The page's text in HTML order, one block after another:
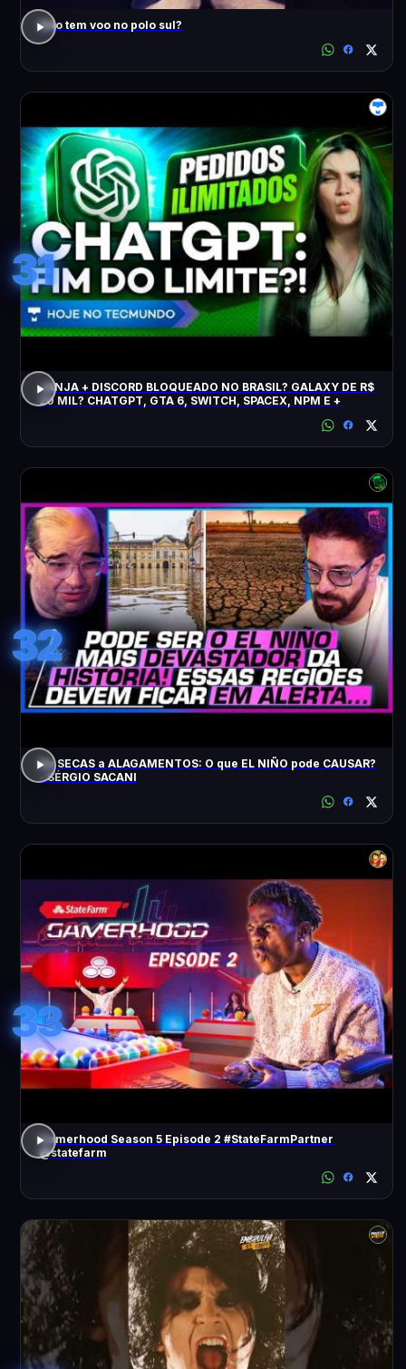
Não tem voo no polo sul?
31
JANJA + DISCORD BLOQUEADO NO BRASIL? GALAXY DE R$
20 MIL? CHATGPT, GTA 6, SWITCH, SPACEX, NPM E +
32
De SECAS a ALAGAMENTOS: O que EL NIÑO pode CAUSAR?
- SÉRGIO SACANI
33
Gamerhood Season 5 Episode 2 #StateFarmPartner
@statefarm